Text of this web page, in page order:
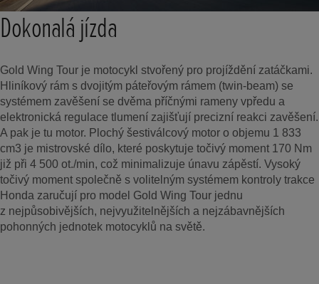
Dokonalá jízda
Gold Wing Tour je motocykl stvořený pro projíždění zatáčkami.
Hliníkový rám s dvojitým páteřovým rámem (twin-beam) se
systémem zavěšení se dvěma příčnými rameny vpředu a
elektronická regulace tlumení zajišťují precizní reakci zavěšení.
A pak je tu motor. Plochý šestiválcový motor o objemu 1 833
cm3 je mistrovské dílo, které poskytuje točivý moment 170 Nm
již při 4 500 ot./min, což minimalizuje únavu zápěstí. Vysoký
točivý moment společně s volitelným systémem kontroly trakce
Honda zaručují pro model Gold Wing Tour jednu
z nejpůsobivějších, nejvyužitelnějších a nejzábavnějších
pohonných jednotek motocyklů na světě.